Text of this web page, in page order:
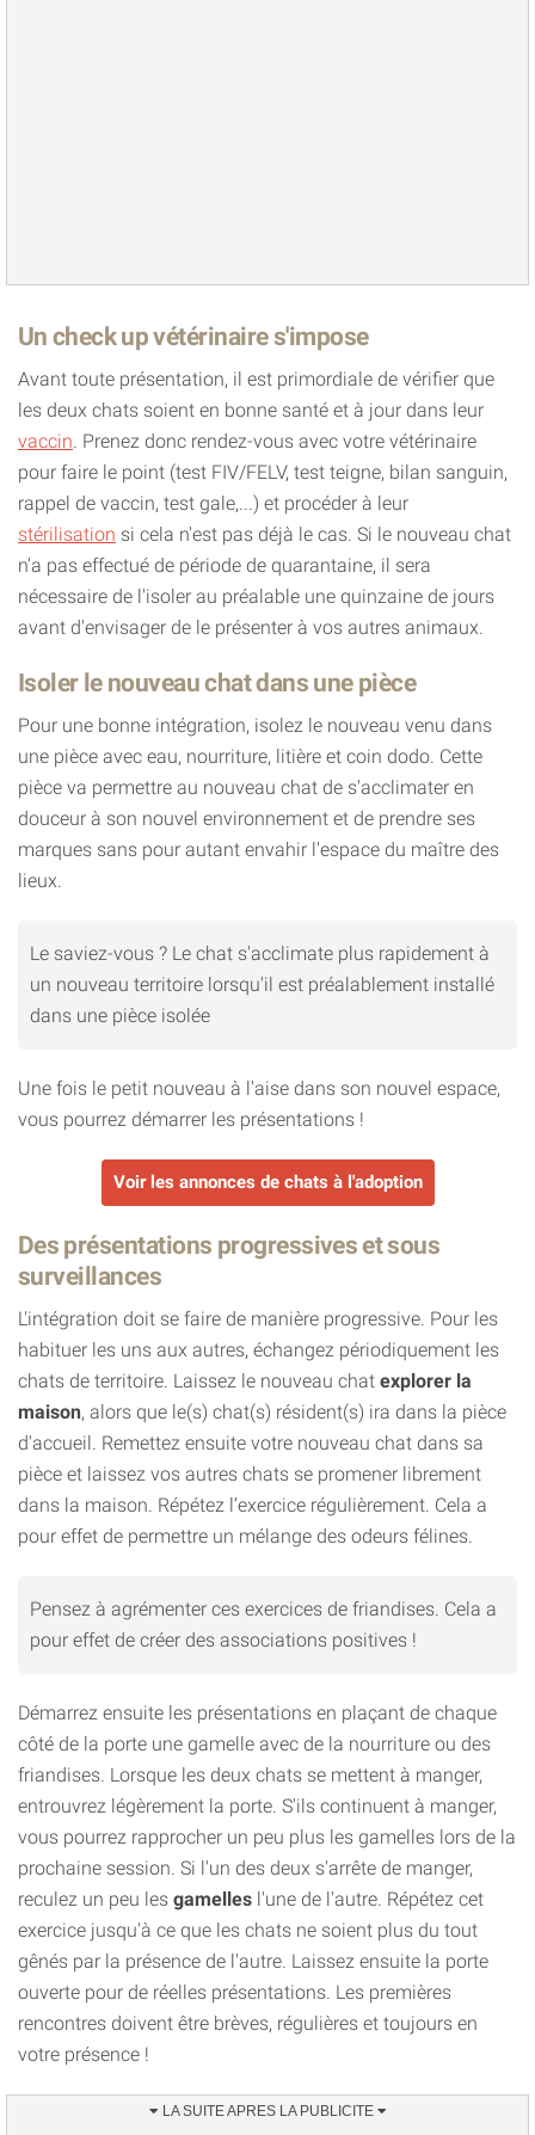
Un check up vétérinaire s'impose
Avant toute présentation, il est primordiale de vérifier que
les deux chats soient en bonne santé et à jour dans leur
vaccin . Prenez donc rendez-vous avec votre vétérinaire
pour faire le point (test FIV/FELV, test teigne, bilan sanguin,
rappel de vaccin, test gale,...) et procéder à leur
stérilisation si cela n'est pas déjà le cas. Si le nouveau chat
n'a pas effectué de période de quarantaine, il sera
nécessaire de l'isoler au préalable une quinzaine de jours
avant d'envisager de le présenter à vos autres animaux.
Isoler le nouveau chat dans une pièce
Pour une bonne intégration, isolez le nouveau venu dans
une pièce avec eau, nourriture, litière et coin dodo. Cette
pièce va permettre au nouveau chat de s'acclimater en
douceur à son nouvel environnement et de prendre ses
marques sans pour autant envahir l'espace du maître des
lieux.
Le saviez-vous ? Le chat s'acclimate plus rapidement à
un nouveau territoire lorsqu'il est préalablement installé
dans une pièce isolée
Une fois le petit nouveau à l'aise dans son nouvel espace,
vous pourrez démarrer les présentations !
Voir les annonces de chats à l'adoption
Des présentations progressives et sous
surveillances
L'intégration doit se faire de manière progressive. Pour les
habituer les uns aux autres, échangez périodiquement les
chats de territoire. Laissez le nouveau chat explorer la
maison, alors que le(s) chat(s) résident(s) ira dans la pièce
d'accueil. Remettez ensuite votre nouveau chat dans sa
pièce et laissez vos autres chats se promener librement
dans la maison. Répétez l’exercice régulièrement. Cela a
pour effet de permettre un mélange des odeurs félines.
Pensez à agrémenter ces exercices de friandises. Cela a
pour effet de créer des associations positives !
Démarrez ensuite les présentations en plaçant de chaque
côté de la porte une gamelle avec de la nourriture ou des
friandises. Lorsque les deux chats se mettent à manger,
entrouvrez légèrement la porte. S'ils continuent à manger,
vous pourrez rapprocher un peu plus les gamelles lors de la
prochaine session. Si l'un des deux s'arrête de manger,
reculez un peu les gamelles l'une de l'autre. Répétez cet
exercice jusqu'à ce que les chats ne soient plus du tout
gênés par la présence de l'autre. Laissez ensuite la porte
ouverte pour de réelles présentations. Les premières
rencontres doivent être brèves, régulières et toujours en
votre présence !